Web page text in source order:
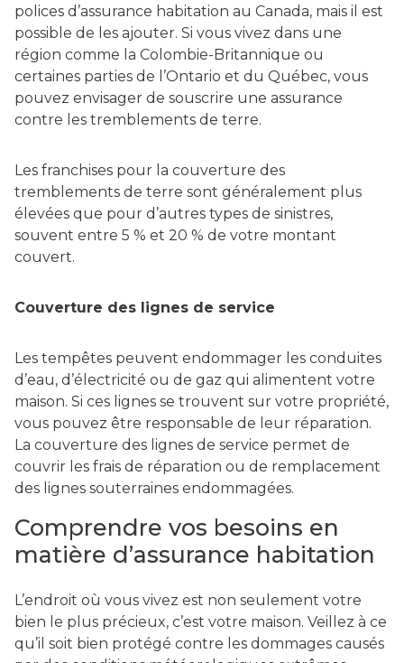
polices d’assurance habitation au Canada, mais il est
possible de les ajouter. Si vous vivez dans une
région comme la Colombie-Britannique ou
certaines parties de l’Ontario et du Québec, vous
pouvez envisager de souscrire une assurance
contre les tremblements de terre.
Les franchises pour la couverture des
tremblements de terre sont généralement plus
élevées que pour d’autres types de sinistres,
souvent entre 5 % et 20 % de votre montant
couvert.
Couverture des lignes de service
Les tempêtes peuvent endommager les conduites
d’eau, d’électricité ou de gaz qui alimentent votre
maison. Si ces lignes se trouvent sur votre propriété,
vous pouvez être responsable de leur réparation.
La couverture des lignes de service permet de
couvrir les frais de réparation ou de remplacement
des lignes souterraines endommagées.
Comprendre vos besoins en
matière d’assurance habitation
L’endroit où vous vivez est non seulement votre
bien le plus précieux, c’est votre maison. Veillez à ce
qu’il soit bien protégé contre les dommages causés